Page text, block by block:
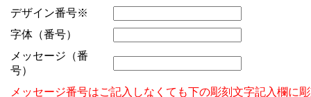
デザイン番号※
字体（番号）
メッセージ（番
号）
メッセージ番号はご記入しなくても下の彫刻文字記入欄に